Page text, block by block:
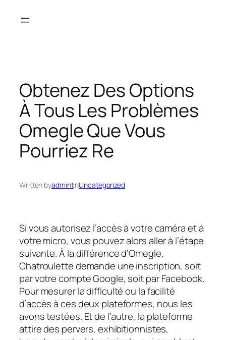
Obtenez Des Options
À Tous Les Problèmes
Omegle Que Vous
Pourriez Re
Written byadmintinUncategorized
Si vous autorisez l’accès à votre caméra et à
votre micro, vous pouvez alors aller à l’étape
suivante. À la différence d’Omegle,
Chatroulette demande une inscription, soit
par votre compte Google, soit par Facebook.
Pour mesurer la difficulté ou la facilité
d’accès à ces deux plateformes, nous les
avons testées. Et de l’autre, la plateforme
attire des pervers, exhibitionnistes,